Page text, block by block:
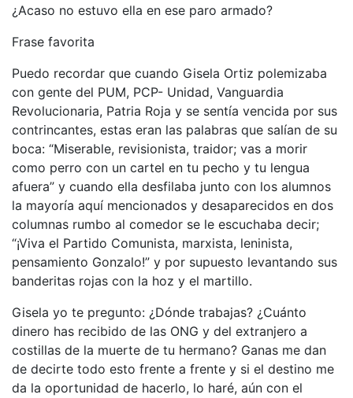
¿Acaso no estuvo ella en ese paro armado?
Frase favorita
Puedo recordar que cuando Gisela Ortiz polemizaba
con gente del PUM, PCP- Unidad, Vanguardia
Revolucionaria, Patria Roja y se sentía vencida por sus
contrincantes, estas eran las palabras que salían de su
boca: “Miserable, revisionista, traidor; vas a morir
como perro con un cartel en tu pecho y tu lengua
afuera” y cuando ella desfilaba junto con los alumnos
la mayoría aquí mencionados y desaparecidos en dos
columnas rumbo al comedor se le escuchaba decir;
“¡Viva el Partido Comunista, marxista, leninista,
pensamiento Gonzalo!” y por supuesto levantando sus
banderitas rojas con la hoz y el martillo.
Gisela yo te pregunto: ¿Dónde trabajas? ¿Cuánto
dinero has recibido de las ONG y del extranjero a
costillas de la muerte de tu hermano? Ganas me dan
de decirte todo esto frente a frente y si el destino me
da la oportunidad de hacerlo, lo haré, aún con el